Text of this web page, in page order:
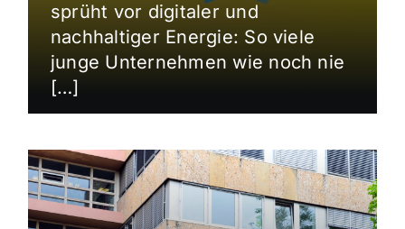
sprüht vor digitaler und
nachhaltiger Energie: So viele
junge Unternehmen wie noch nie
[…]